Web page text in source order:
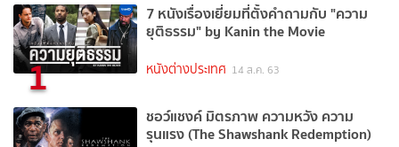
1
7 หนังเรื่องเยี่ยมที่ตั้งคำถามกับ "ความ
ยุติธรรม" by Kanin the Movie
หนังต่างประเทศ 14 ส.ค. 63
ชอว์แชงค์ มิตรภาพ ความหวัง ความ
รุนแรง (The Shawshank Redemption)